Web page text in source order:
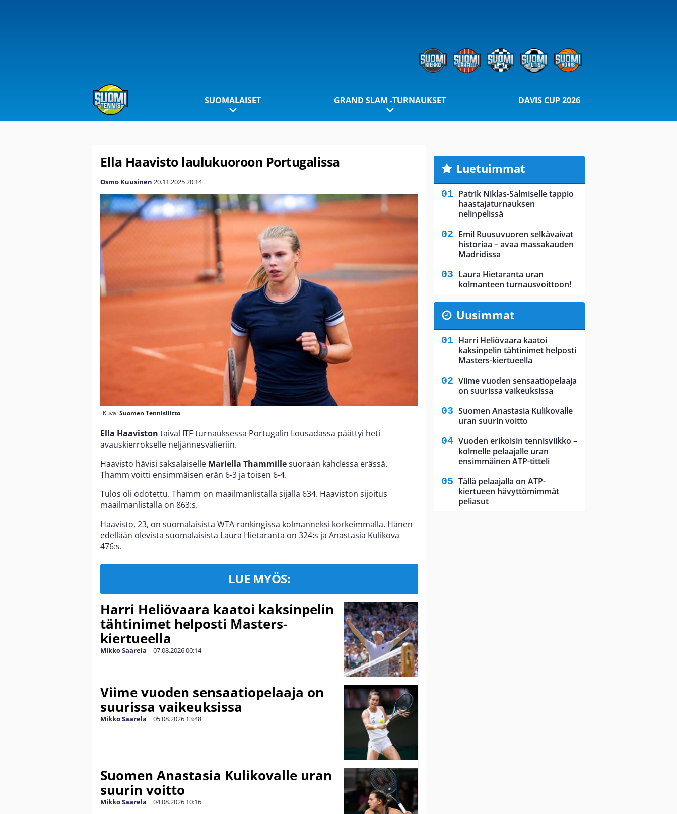
SUOMALAISET GRAND SLAM -TURNAUKSET DAVIS CUP 2026
Ella Haavisto laulukuoroon Portugalissa
Osmo Kuusinen 20.11.202520:14
Kuva:Suomen Tennisliitto
Ella Haaviston taival ITF-turnauksessa Portugalin Lousadassa päättyi heti
avauskierrokselle neljännesvälieriin.
Haavisto hävisi saksalaiselle Mariella Thammillesuoraan kahdessa erässä.
Thamm voitti ensimmäisen erän 6-3 ja toisen 6-4.
Tulos oli odotettu. Thamm on maailmanlistalla sijalla 634. Haaviston sijoitus
maailmanlistalla on 863:s.
Haavisto, 23, on suomalaisista WTA-rankingissa kolmanneksi korkeimmalla. Hänen
edellään olevista suomalaisista Laura Hietaranta on 324:s ja Anastasia Kulikova
476:s.
LUE MYÖS:
Harri Heliövaara kaatoi kaksinpelin
tähtinimet helposti Masters-
kiertueella
Mikko Saarela | 07.08.202600:14
Viime vuoden sensaatiopelaaja on
suurissa vaikeuksissa
Mikko Saarela | 05.08.2026 13:48
Suomen Anastasia Kulikovalle uran
suurin voitto
Mikko Saarela | 04.08.2026 10:16
Luetuimmat
Patrik Niklas-Salmiselle tappio
haastajaturnauksen
nelinpelissä
Emil Ruusuvuoren selkävaivat
historiaa – avaa massakauden
Madridissa
Laura Hietaranta uran
kolmanteen turnausvoittoon!
Uusimmat
Harri Heliövaara kaatoi
kaksinpelin tähtinimet helposti
Masters-kiertueella
Viime vuoden sensaatiopelaaja
on suurissa vaikeuksissa
Suomen Anastasia Kulikovalle
uran suurin voitto
Vuoden erikoisin tennisviikko –
kolmelle pelaajalle uran
ensimmäinen ATP-titteli
Tällä pelaajalla on ATP-
kiertueen hävyttömimmät
peliasut